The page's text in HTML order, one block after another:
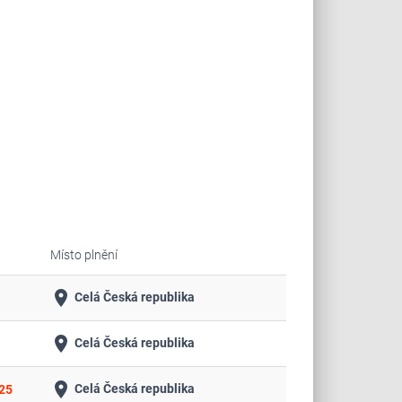
Místo plnění
place Celá Česká republika
place Celá Česká republika
place Celá Česká republika